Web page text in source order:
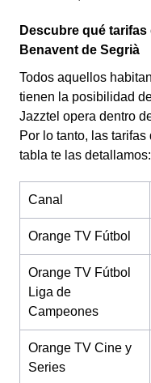
Descubre qué
Benavent de Segrià
Todos aquellos
tienen la posibilidad
Jazztel opera dentro
Por lo tanto, las
tabla te las detallamos:
Canal
Orange TV Fútbol
Orange TV Fútbol
Liga de
Campeones
Orange TV Cine y
Series